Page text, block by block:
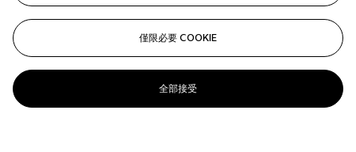
拍品 33 A
僅限必要 COOKIE
全部接受